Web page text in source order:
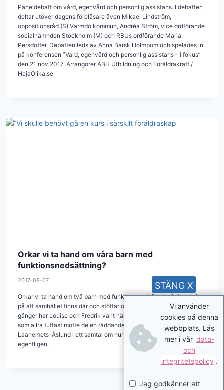
Paneldebatt om vård, egenvård och personlig assistans. I debatten
deltar utöver dagens föreläsare även Mikael Lindström,
oppositionsråd (S) Värmdö kommun, Andréa Ström, vice ordförande
socialnämnden Stockholm (M) och RBUs ordförande Maria
Persdotter. Debatten leds av Anna Barsk Holmbom och spelades in
på konferensen ”Vård, egenvård och personlig assistans – i fokus”
den 21 nov 2017. Arrangörer ABH Utbildning och Föräldrakraft /
HejaOlika.se
Orkar vi ta hand om våra barn med
funktionsnedsättning?
2017-08-07
Orkar vi ta hand om två barn med funktionsnedsättning? Kan vi lita
på att samhället finns där och stöttar oss och våra söner? Flera
gånger har Louise och Fredrik varit nära att ge upp. Men när det var
som allra tuffast mötte de en räddande ängel. Möt familjen
Laanemets-Åslund i ett samtal om hur LSS borde fungera –
egentligen.
Vi använder
cookies på denna
webbplats. Läs
mer i vår data-
och
integritetspolicy .
Jag godkänner att
STÄNG X